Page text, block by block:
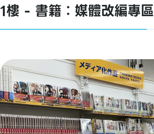
1樓 - 書籍：媒體改編專區